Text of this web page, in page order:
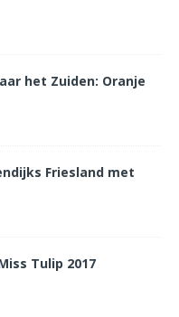
het Zuiden: Oranje
Friesland met
Tulip 2017